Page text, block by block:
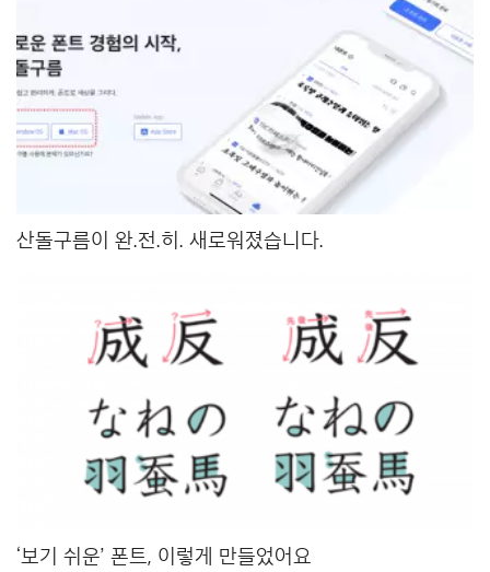
산돌구름이 완.전.히. 새로워졌습니다.
‘보기 쉬운’ 폰트, 이렇게 만들었어요